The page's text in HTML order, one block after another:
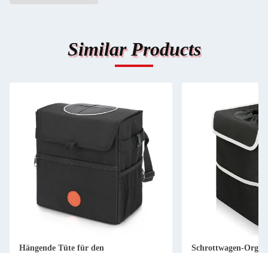
Similar Products
Hängende Tüte für den
Schrottwagen-